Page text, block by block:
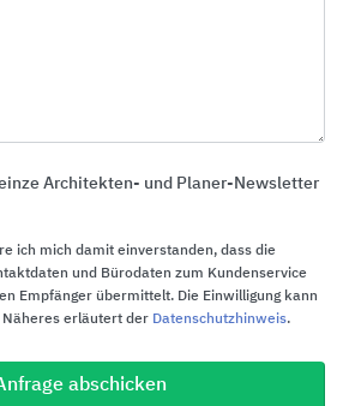
und zeitlich verzögert
abzugeben und sorgen
optimiertes Raumklima.
sind eco-zertifiziert und
um 70% niedrigerem CO 2-
leichte Verarbeitbarkeit sind
eine echte Alternative zu
Architekten- und Planer-Newsletter
ich mich damit einverstanden, dass die
und Bürodaten zum Kundenservice
Empfänger übermittelt. Die Einwilligung kann
erläutert der Datenschutzhinweis.
abschicken